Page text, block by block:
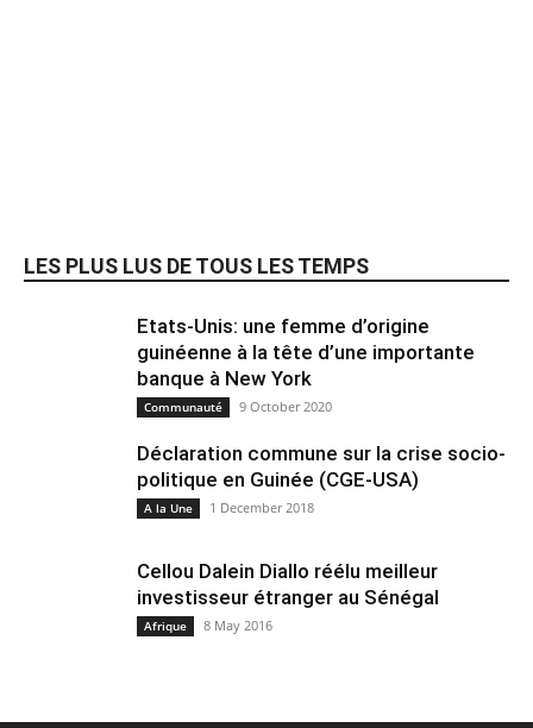
LES PLUS LUS DE TOUS LES TEMPS
Etats-Unis: une femme d’origine
guinéenne à la tête d’une importante
banque à New York
Communauté 9 October 2020
Déclaration commune sur la crise socio-
politique en Guinée (CGE-USA)
A la Une 1 December 2018
Cellou Dalein Diallo réélu meilleur
investisseur étranger au Sénégal
Afrique 8 May 2016